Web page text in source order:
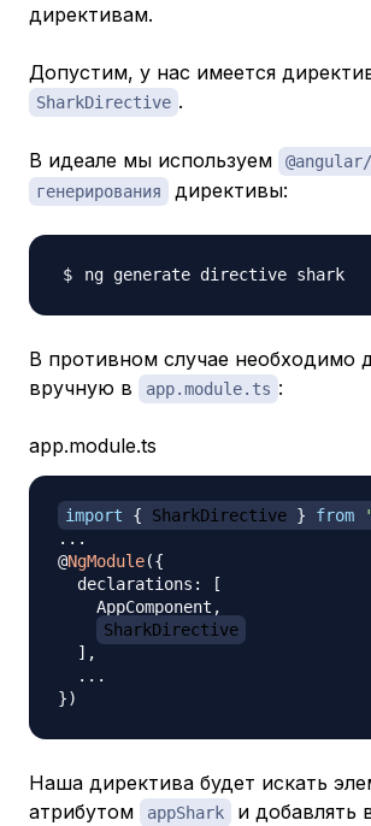
директивам.
Допустим, у нас имеется
SharkDirective .
В идеале мы используем
генерирования директивы:
В противном случае необходимо
вручную в
app.module.ts :
app.module.ts
import { SharkDirective } from
...
@NgModule({
  declarations
:
[
    AppComponent
,
SharkDirective
] ,
...
})
Наша директива будет искать
атрибутом
appShark
и добавлять